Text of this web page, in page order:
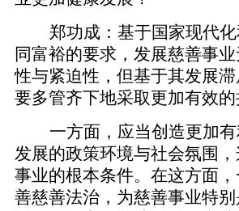
郑功成：基于国家现代
同富裕的要求，发展慈善事
性与紧迫性，但基于其发展
要多管齐下地采取更加有效的
一方面，应当创造更加
发展的政策环境与社会氛围
事业的根本条件。在这方面
善慈善法治，为慈善事业特